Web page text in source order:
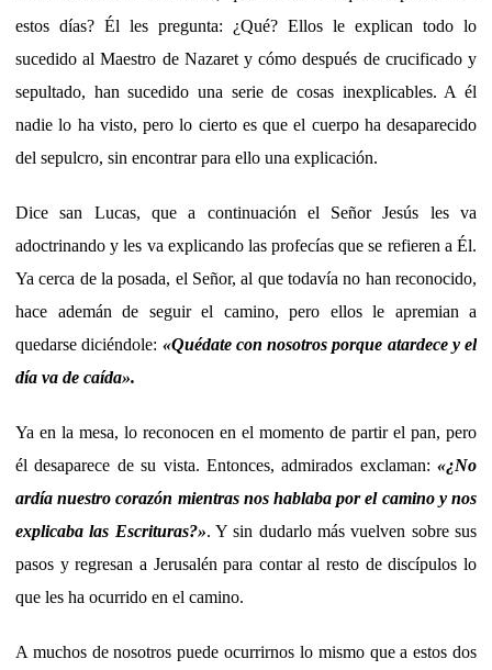
estos días? Él les pregunta: ¿Qué? Ellos le explican todo lo
sucedido al Maestro de Nazaret y cómo después de crucificado y
sepultado, han sucedido una serie de cosas inexplicables. A él
nadie lo ha visto, pero lo cierto es que el cuerpo ha desaparecido
del sepulcro, sin encontrar para ello una explicación.
Dice san Lucas, que a continuación el Señor Jesús les va
adoctrinando y les va explicando las profecías que se refieren a Él.
Ya cerca de la posada, el Señor, al que todavía no han reconocido,
hace ademán de seguir el camino, pero ellos le apremian a
quedarse diciéndole: «Quédate con nosotros porque atardece y el
día va de caída».
Ya en la mesa, lo reconocen en el momento de partir el pan, pero
él desaparece de su vista. Entonces, admirados exclaman: «¿No
ardía nuestro corazón mientras nos hablaba por el camino y nos
explicaba las Escrituras?». Y sin dudarlo más vuelven sobre sus
pasos y regresan a Jerusalén para contar al resto de discípulos lo
que les ha ocurrido en el camino.
A muchos de nosotros puede ocurrirnos lo mismo que a estos dos